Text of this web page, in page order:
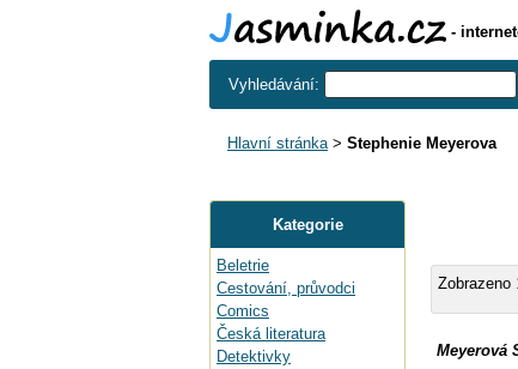
-
Vyhledávání:
Hlavní stránka> Stephenie Meyerova
Kategorie
Beletrie
Cestování, průvodci
Comics
Česká literatura
Detektivky
Zobrazeno
Meyerová